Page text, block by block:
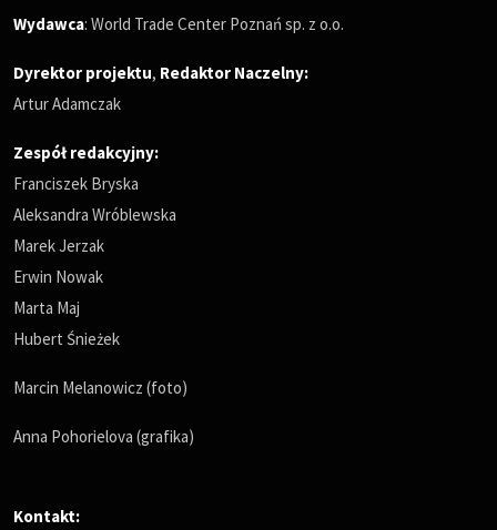
Wydawca: World Trade Center Poznań sp. z o.o.
Dyrektor projektu, Redaktor Naczelny:
Artur Adamczak
Zespół redakcyjny:
Franciszek Bryska
Aleksandra Wróblewska
Marek Jerzak
Erwin Nowak
Marta Maj
Hubert Śnieżek
Marcin Melanowicz (foto)
Anna Pohorielova (grafika)
Kontakt: